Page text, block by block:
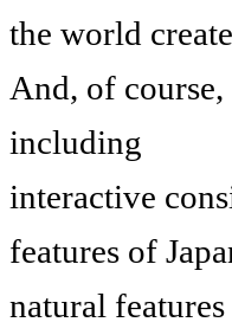
the world
And, of
including
interactive
features of
natural